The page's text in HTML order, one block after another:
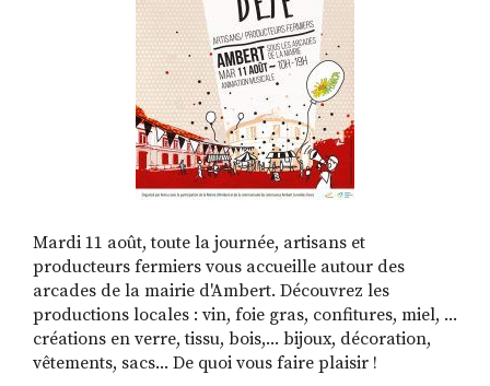
FACEBOOKINSTAGRAM
LINKEDINYOUTUBE
Mardi 11 août, toute la journée, artisans et
producteurs fermiers vous accueille autour des
arcades de la mairie d'Ambert. Découvrez les
productions locales : vin, foie gras, confitures, miel, ...
créations en verre, tissu, bois,... bijoux, décoration,
vêtements, sacs... De quoi vous faire plaisir !